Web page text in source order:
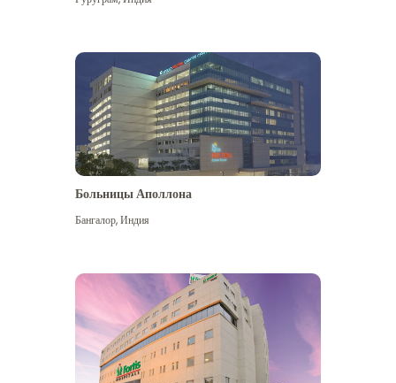
Посмотреть больше
Больницы Аполлона
Бангалор,Индия